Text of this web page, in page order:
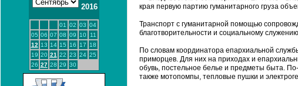
2016
01 02 03 04
05 06 07 08 09 10
11
12 13 14 15 16 17
18
19 20 21 22 23 24 25
26 27 28 29 30
края первую партию гуманитарного груза
Транспорт с гуманитарной помощью
благотворительности и социальному
По словам координатора епархиальной
приморцев. Для них на приходах и
обувь, постельное белье и предметы быта.
также мотопомпы, тепловые пушки и